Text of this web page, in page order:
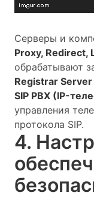
Серверы и
Proxy, Redirect,
обрабатывают
Registrar Server
SIP PBX (IP-
управления
протокола SIP.
4.